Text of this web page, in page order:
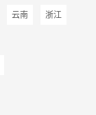
云南 浙江